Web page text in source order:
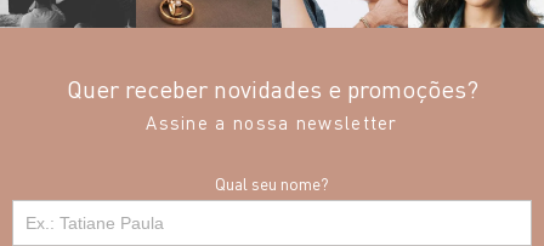
Quer receber novidades e promoções?
Assine a nossa newsletter
Qual seu nome?